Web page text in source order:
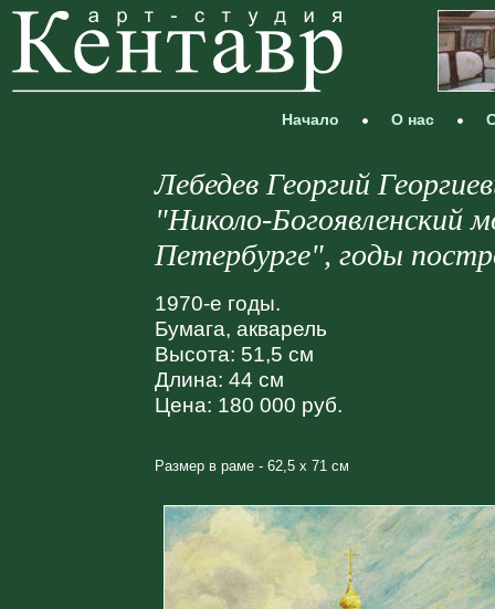
Начало О нас
Лебедев Георгий
"Николо-Богоявленский
Петербурге", годы
1970-е годы.
Бумага, акварель
Высота: 51,5 см
Длина: 44 см
Цена: 180 000 руб.
Размер в раме - 62,5 х 71 см